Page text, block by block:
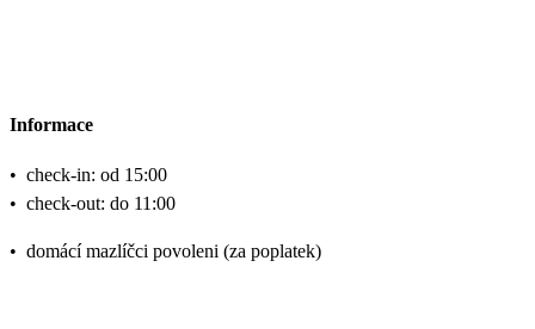
Informace
• check-in: od 15:00
• check-out: do 11:00
• domácí mazlíčci povoleni (za poplatek)